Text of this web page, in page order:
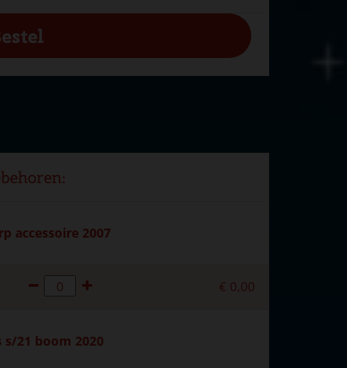
accessoire 2007
€ 0,00
21 boom 2020